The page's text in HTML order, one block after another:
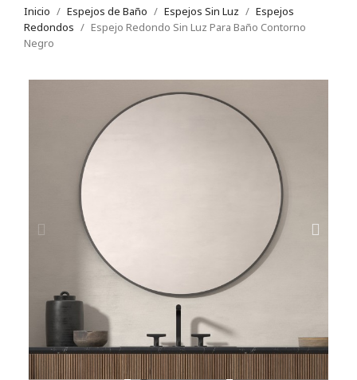
Inicio Espejos de Baño Espejos Sin Luz
Espejos
Redondos
Espejo Redondo Sin Luz Para Baño Contorno
Negro